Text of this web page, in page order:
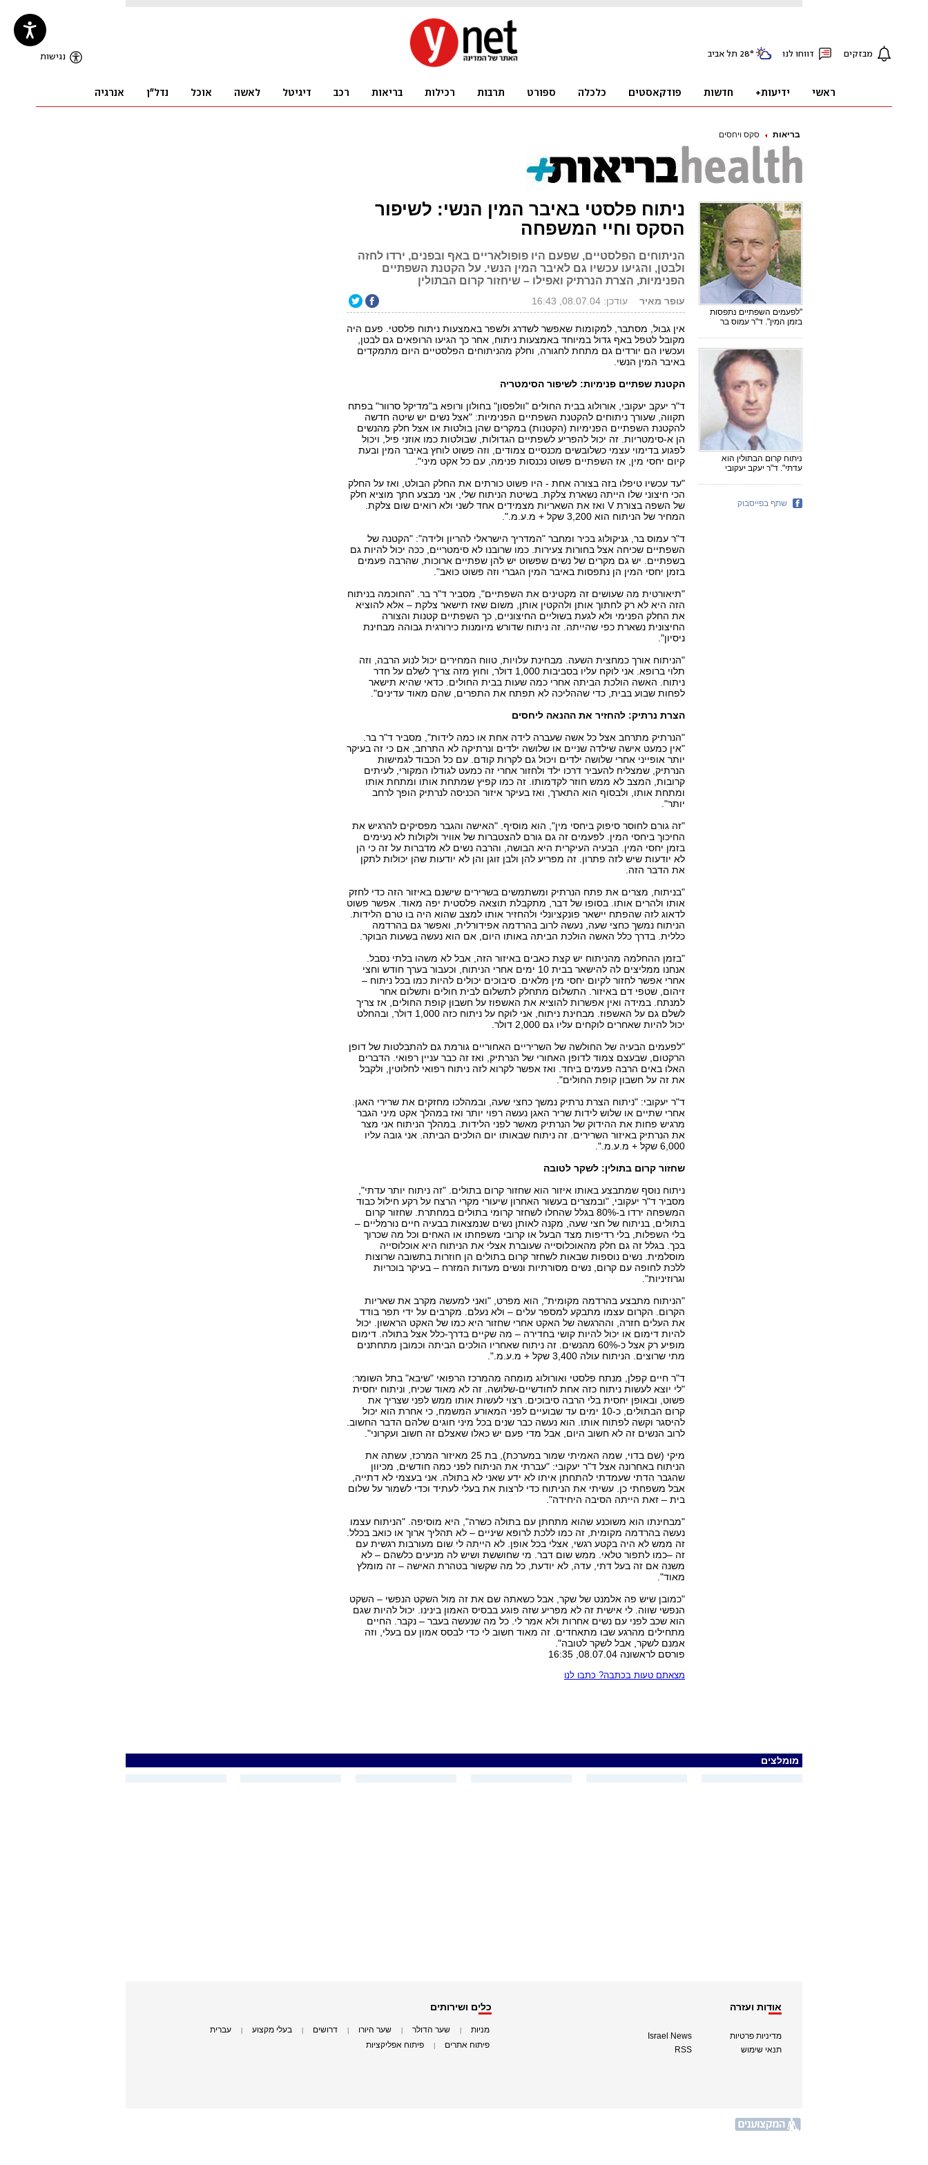
בריאות סקס ויחסים
ניתוח פלסטי באיבר המין הנשי: לשיפור
הסקס וחיי המשפחה
הניתוחים הפלסטיים, שפעם היו פופולאריים באף ובפנים, ירדו לחזה
ולבטן, והגיעו עכשיו גם לאיבר המין הנשי. על הקטנת השפתיים
הפנימיות, הצרת הנרתיק ואפילו – שיחזור קרום הבתולין
עופר מאיר עודכן: 08.07.04, 16:43
אין גבול, מסתבר, למקומות שאפשר לשדרג ולשפר באמצעות ניתוח פלסטי. פעם היה
מקובל לטפל באף גדול במיוחד באמצעות ניתוח, אחר כך הגיעו הרופאים גם לבטן,
ועכשיו הם יורדים גם מתחת לחגורה, וחלק מהניתוחים הפלסטיים היום מתמקדים
באיבר המין הנשי.
הקטנת שפתיים פנימיות: לשיפור הסימטריה
ד"ר יעקב יעקובי, אורולוג בבית החולים "וולפסון" בחולון ורופא ב"מדיקל סרוור" בפתח
תקווה, שעורך ניתוחים להקטנת השפתיים הפנימיות: "אצל נשים יש שיטה חדשה
להקטנת השפתיים הפנימיות (הקטנות) במקרים שהן בולטות או אצל חלק מהנשים
הן א-סימטריות. זה יכול להפריע לשפתיים הגדולות, שבולטות כמו אוזני פיל, ויכול
לפגוע בדימוי עצמי כשלובשים מכנסיים צמודים, וזה פשוט לוחץ באיבר המין ובעת
קיום יחסי מין, אז השפתיים פשוט נכנסות פנימה, עם כל אקט מיני".
"עד עכשיו טיפלו בזה בצורה אחת - היו פשוט כורתים את החלק הבולט, ואז על החלק
הכי חיצוני שלו הייתה נשארת צלקת. בשיטת הניתוח שלי, אני מבצע חתך מוציא חלק
של השפה בצורת V ואז את השאריות מצמידים אחד לשני ולא רואים שום צלקת.
המחיר של הניתוח הוא 3,200 שקל + מ.ע.מ.".
ד"ר עמוס בר, גניקולוג בכיר ומחבר "המדריך הישראלי להריון ולידה": "הקטנה של
השפתיים שכיחה אצל בחורות צעירות. כמו שרובנו לא סימטריים, ככה יכול להיות גם
בשפתיים. יש גם מקרים של נשים שפשוט יש להן שפתיים ארוכות, שהרבה פעמים
בזמן יחסי המין הן נתפסות באיבר המין הגברי וזה פשוט כואב".
"תיאורטית מה שעושים זה מקטינים את השפתיים", מסביר ד"ר בר. "החוכמה בניתוח
הזה היא לא רק לחתוך אותן ולהקטין אותן, משום שאז תישאר צלקת – אלא להוציא
את החלק הפנימי ולא לגעת בשוליים החיצוניים, כך השפתיים קטנות והצורה
החיצונית נשארת כפי שהייתה. זה ניתוח שדורש מיומנות כירורגית גבוהה מבחינת
ניסיון".
"הניתוח אורך כמחצית השעה. מבחינת עלויות, טווח המחירים יכול לנוע הרבה, וזה
תלוי ברופא. אני לוקח עליו בסביבות 1,000 דולר, וחוץ מזה צריך לשלם על חדר
ניתוח. האשה הולכת הביתה אחרי כמה שעות בבית החולים. כדאי שהיא תישאר
לפחות שבוע בבית, כדי שההליכה לא תפתח את התפרים, שהם מאוד עדינים".
הצרת נרתיק: להחזיר את ההנאה ליחסים
"הנרתיק מתרחב אצל כל אשה שעברה לידה אחת או כמה לידות", מסביר ד"ר בר.
"אין כמעט אישה שילדה שניים או שלושה ילדים ונרתיקה לא התרחב, אם כי זה בעיקר
יותר אופייני אחרי שלושה ילדים ויכול גם לקרות קודם. עם כל הכבוד לגמישות
הנרתיק, שמצליח להעביר דרכו ילד ולחזור אחרי זה כמעט לגודלו המקורי, לעיתים
קרובות, המצב לא ממש חוזר לקדמותו. זה כמו קפיץ שמתחת אותו ומתחת אותו
ומתחת אותו, ולבסוף הוא התארך, ואז בעיקר איזור הכניסה לנרתיק הופך לרחב
יותר".
"זה גורם לחוסר סיפוק ביחסי מין", הוא מוסיף. "האישה והגבר מפסיקים להרגיש את
החיכוך ביחסי המין. לפעמים זה גם גורם להצטברות של אוויר ולקולות לא נעימים
בזמן יחסי המין. הבעיה העיקרית היא הבושה, והרבה נשים לא מדברות על זה כי הן
לא יודעות שיש לזה פתרון. זה מפריע להן ולבן זוגן והן לא יודעות שהן יכולות לתקן
את הדבר הזה.
"בניתוח, מצרים את פתח הנרתיק ומשתמשים בשרירים שישנם באיזור הזה כדי לחזק
אותו ולהרים אותו. בסופו של דבר, מתקבלת תוצאה פלסטית יפה מאוד. אפשר פשוט
לדאוג לזה שהפתח יישאר פונקציונלי ולהחזיר אותו למצב שהוא היה בו טרם הלידות.
הניתוח נמשך כחצי שעה, נעשה לרוב בהרדמה אפידורלית, ואפשר גם בהרדמה
כללית. בדרך כלל האשה הולכת הביתה באותו היום, אם הוא נעשה בשעות הבוקר.
"בזמן ההחלמה מהניתוח יש קצת כאבים באיזור הזה, אבל לא משהו בלתי נסבל.
אנחנו ממליצים לה להישאר בבית 10 ימים אחרי הניתוח, וכעבור בערך חודש וחצי
אחרי אפשר לחזור לקיום יחסי מין מלאים. סיבוכים יכולים להיות כמו בכל ניתוח –
זיהום, שטפי דם באיזור. התשלום מתחלק לתשלום לבית חולים ותשלום אחר
למנתח. במידה ואין אפשרות להוציא את האשפוז על חשבון קופת החולים, אז צריך
לשלם גם על האשפוז. מבחינת ניתוח, אני לוקח על ניתוח כזה 1,000 דולר, ובהחלט
יכול להיות שאחרים לוקחים עליו גם 2,000 דולר.
"לפעמים הבעיה של החולשה של השריריים האחוריים גורמת גם להתבלטות של דופן
הרקטום, שבעצם צמוד לדופן האחורי של הנרתיק, ואז זה כבר עניין רפואי. הדברים
האלו באים הרבה פעמים ביחד. ואז אפשר לקרוא לזה ניתוח רפואי לחלוטין, ולקבל
את זה על חשבון קופת החולים".
ד"ר יעקובי: "ניתוח הצרת נרתיק נמשך כחצי שעה, ובמהלכו מחזקים את שרירי האגן.
אחרי שתיים או שלוש לידות שריר האגן נעשה רפוי יותר ואז במהלך אקט מיני הגבר
מרגיש פחות את ההידוק של הנרתיק מאשר לפני הלידות. במהלך הניתוח אני מצר
את הנרתיק באיזור השרירים. זה ניתוח שבאותו יום הולכים הביתה. אני גובה עליו
6,000 שקל + מ.ע.מ.".
שחזור קרום בתולין: לשקר לטובה
ניתוח נוסף שמתבצע באותו איזור הוא שחזור קרום בתולים. "זה ניתוח יותר עדתי",
מסביר ד"ר יעקובי, "ובמצרים בעשור האחרון שיעורי מקרי הרצח על רקע חילול כבוד
המשפחה ירדו ב-80% בגלל שהחלו לשחזר קרומי בתולים במחתרת. שחזור קרום
בתולים, בניתוח של חצי שעה, מקנה לאותן נשים שנמצאות בבעיה חיים נורמליים –
בלי השפלות, בלי רדיפות מצד הבעל או קרובי משפחתו או האחים וכל מה שכרוך
בכך. בגלל זה גם חלק מהאוכלוסייה שעוברת אצלי את הניתוח היא אוכלוסייה
מוסלמית. נשים נוספות שבאות לשחזר קרום בתולים הן חוזרות בתשובה שרוצות
ללכת לחופה עם קרום, נשים מסורתיות ונשים מעדות המזרח – בעיקר בוכריות
וגרוזיניות".
"הניתוח מתבצע בהרדמה מקומית", הוא מפרט, "ואני למעשה מקרב את שאריות
הקרום. הקרום עצמו מתבקע למספר עלים – ולא נעלם. מקרבים על ידי תפר בודד
את העלים חזרה, וההרגשה של האקט אחרי שחזור היא כמו של האקט הראשון. יכול
להיות דימום או יכול להיות קושי בחדירה – מה שקיים בדרך-כלל אצל בתולה. דימום
מופיע רק אצל כ-60% מהנשים. זה ניתוח שאחריו הולכים הביתה וכמובן מתחתנים
מתי שרוצים. הניתוח עולה 3,400 שקל + מ.ע.מ.".
ד"ר חיים קפלן, מנתח פלסטי ואורולוג מומחה מהמרכז הרפואי "שיבא" בתל השומר:
"לי יוצא לעשות ניתוח כזה אחת לחודשיים-שלושה. זה לא מאוד שכיח, וניתוח יחסית
פשוט, ובאופן יחסית בלי הרבה סיבוכים. רצוי לעשות אותו ממש לפני שצריך את
קרום הבתולים, כ-10 ימים עד שבועיים לפני המאורע המשמח, כי אחרת הוא יכול
להיסגר וקשה לפתוח אותו. הוא נעשה כבר שנים בכל מיני חוגים שלהם הדבר החשוב.
לרוב הנשים זה לא חשוב היום, אבל מדי פעם יש כאלו שאצלם זה חשוב ועקרוני".
מיקי (שם בדוי, שמה האמיתי שמור במערכת), בת 25 מאיזור המרכז, עשתה את
הניתוח באחרונה אצל ד"ר יעקובי: "עברתי את הניתוח לפני כמה חודשים, מכיוון
שהגבר הדתי שעמדתי להתחתן איתו לא ידע שאני לא בתולה. אני בעצמי לא דתייה,
אבל משפחתי כן. עשיתי את הניתוח כדי לרצות את בעלי לעתיד וכדי לשמור על שלום
בית – זאת הייתה הסיבה היחידה".
"מבחינתו הוא משוכנע שהוא מתחתן עם בתולה כשרה", היא מוסיפה. "הניתוח עצמו
נעשה בהרדמה מקומית, זה כמו ללכת לרופא שיניים – לא תהליך ארוך או כואב בכלל.
זה ממש לא היה בקטע רגשי, אצלי בכל אופן. לא הייתה לי שום מעורבות רגשית עם
זה –כמו לתפור טלאי. ממש שום דבר. מי שחוששת ושיש לה מניעים כלשהם – לא
משנה אם זה בעל דתי, עדה, לא יודעת, כל מה שקשור בטהרת האישה – זה מומלץ
מאוד".
"כמובן שיש פה אלמנט של שקר, אבל כשאתה שם את זה מול השקט הנפשי – השקט
הנפשי שווה. לי אישית זה לא מפריע שזה פוגע בבסיס האמון בינינו. יכול להיות שגם
הוא שכב לפני עם נשים אחרות ולא אמר לי. כל מה שנעשה בעבר – נקבר. החיים
מתחילים מהרגע שבו מתאחדים. זה מאוד חשוב לי כדי לבסס אמון עם בעלי, וזה
אמנם לשקר, אבל לשקר לטובה".
פורסם לראשונה 08.07.04, 16:35
מצאתם טעות בכתבה? כתבו לנו
"לפעמים השפתיים נתפסות
בזמן המין". ד"ר עמוס בר
ניתוח קרום הבתולין הוא
עדתי". ד"ר יעקב יעקובי
שתף בפייסבוק
מומלצים
אודות ועזרה
מדיניות פרטיות
תנאי שימוש
Israel News
RSS
כלים ושירותים
מניות שער הדולר שער היורו דרושים בעלי מקצוע עברית
פיתוח אתרים פיתוח אפליקציות